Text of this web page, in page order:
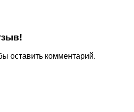
оставить комментарий.